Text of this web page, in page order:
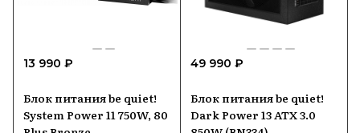
13 990 ₽
Блок питания be quiet!
System Power 11 750W, 80
49 990 ₽
Блок питания be quiet!
Dark Power 13 ATX 3.0